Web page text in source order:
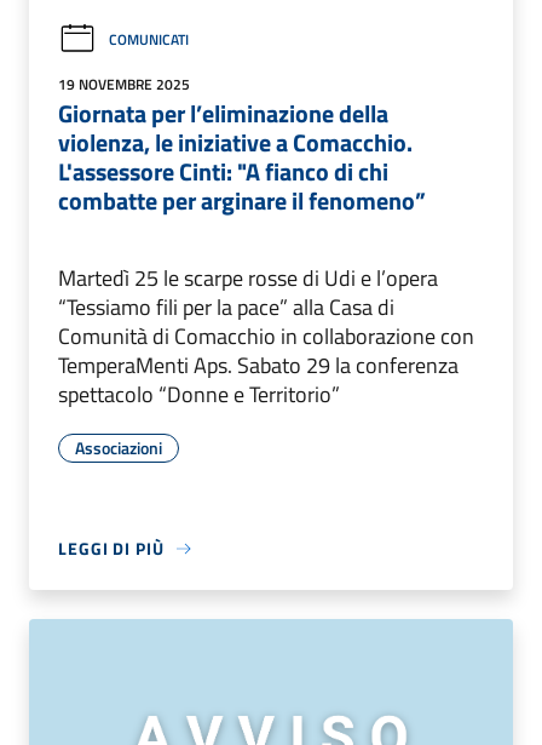
COMUNICATI
19 NOVEMBRE 2025
Giornata per l’eliminazione della
violenza, le iniziative a Comacchio.
L'assessore Cinti: "A fianco di chi
combatte per arginare il fenomeno”
Martedì 25 le scarpe rosse di Udi e l’opera
“Tessiamo fili per la pace” alla Casa di
Comunità di Comacchio in collaborazione con
TemperaMenti Aps. Sabato 29 la conferenza
spettacolo “Donne e Territorio”
Associazioni
LEGGI DI PIÙ